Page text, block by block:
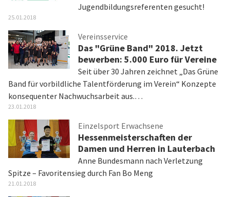
Jugendbildungsreferenten gesucht!
25.01.2018
Vereinsservice
Das "Grüne Band" 2018. Jetzt
bewerben: 5.000 Euro für Vereine
Seit über 30 Jahren zeichnet „Das Grüne
Band für vorbildliche Talentförderung im Verein“ Konzepte
konsequenter Nachwuchsarbeit aus.…
23.01.2018
Einzelsport Erwachsene
Hessenmeisterschaften der
Damen und Herren in Lauterbach
Anne Bundesmann nach Verletzung
Spitze – Favoritensieg durch Fan Bo Meng
21.01.2018